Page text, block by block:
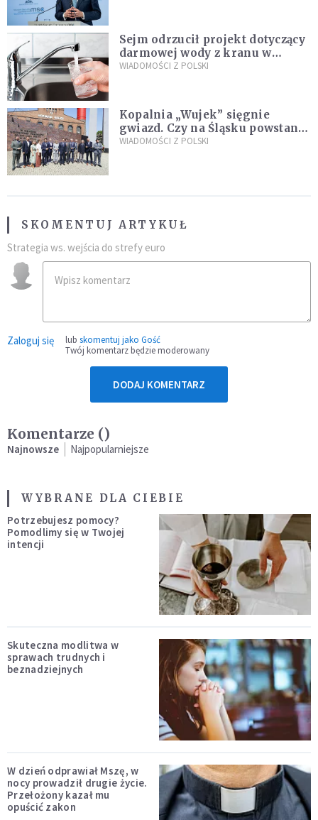
Sejm odrzucił projekt dotyczący
darmowej wody z kranu w
restauracjach
WIADOMOŚCI Z POLSKI
Kopalnia „Wujek” sięgnie
gwiazd. Czy na Śląsku powstanie
„Dolina Krzemowa”?
WIADOMOŚCI Z POLSKI
SKOMENTUJ ARTYKUŁ
Strategia ws. wejścia do strefy euro
Zaloguj się lub skomentuj jako Gość
Twój komentarz będzie moderowany
DODAJ KOMENTARZ
Komentarze ()
Najnowsze Najpopularniejsze
WYBRANE DLA CIEBIE
Potrzebujesz pomocy?
Pomodlimy się w Twojej
intencji
Skuteczna modlitwa w
sprawach trudnych i
beznadziejnych
W dzień odprawiał Mszę, w
nocy prowadził drugie życie.
Przełożony kazał mu
opuścić zakon